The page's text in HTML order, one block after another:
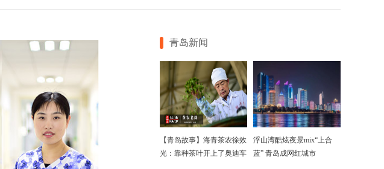
青岛新闻
【青岛故事】海青茶农徐效
光：靠种茶叶开上了奥迪车
浮山湾酷炫夜景mix“上合
蓝” 青岛成网红城市